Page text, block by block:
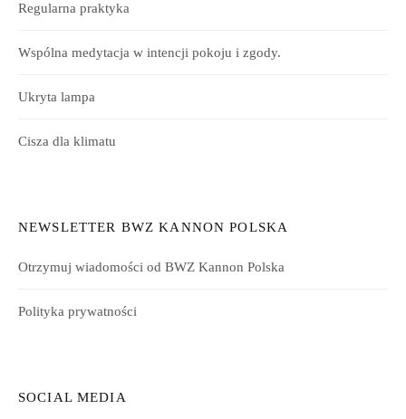
Regularna praktyka
Wspólna medytacja w intencji pokoju i zgody.
Ukryta lampa
Cisza dla klimatu
NEWSLETTER BWZ KANNON POLSKA
Otrzymuj wiadomości od BWZ Kannon Polska
Polityka prywatności
SOCIAL MEDIA